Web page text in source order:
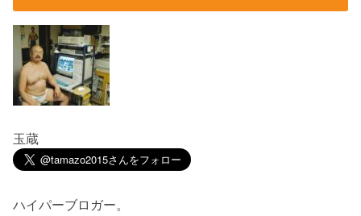
玉蔵
ハイパーブロガー。